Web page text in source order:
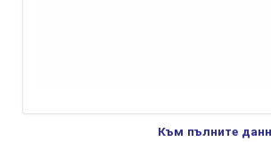
Към пълните